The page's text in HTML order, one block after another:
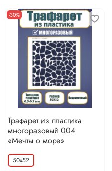
-30%
Трафарет из пластика
многоразовый 004
«Мечты о море»
50х52